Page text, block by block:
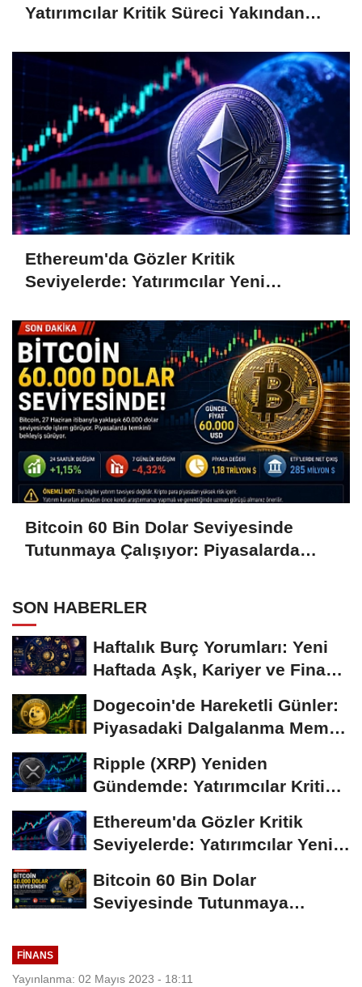
Yatırımcılar Kritik Süreci Yakından
Ethereum'da Gözler Kritik
Seviyelerde: Yatırımcılar Yeni
Bitcoin 60 Bin Dolar Seviyesinde
Tutunmaya Çalışıyor: Piyasalarda
SON HABERLER
Haftalık Burç Yorumları: Yeni
Haftada Aşk, Kariyer ve Finans
Dogecoin'de Hareketli Günler:
Piyasadaki Dalgalanma Meme
Ripple (XRP) Yeniden
Gündemde: Yatırımcılar Kritik
Ethereum'da Gözler Kritik
Seviyelerde: Yatırımcılar Yeni
Bitcoin 60 Bin Dolar
Seviyesinde Tutunmaya
FINANS
Yayınlanma: 02 Mayıs 2023 - 18:11